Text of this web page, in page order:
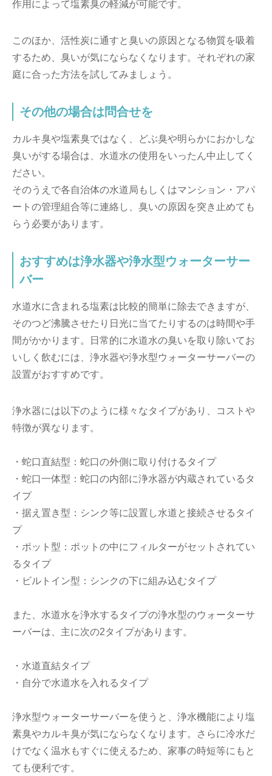
作用によって塩素臭の軽減が可能です。
このほか、活性炭に通すと臭いの原因となる物質を吸着
するため、臭いが気にならなくなります。それぞれの家
庭に合った方法を試してみましょう。
その他の場合は問合せを
カルキ臭や塩素臭ではなく、どぶ臭や明らかにおかしな
臭いがする場合は、水道水の使用をいったん中止してく
ださい。
そのうえで各自治体の水道局もしくはマンション・アパ
ートの管理組合等に連絡し、臭いの原因を突き止めても
らう必要があります。
おすすめは浄水器や浄水型ウォーターサー
バー
水道水に含まれる塩素は比較的簡単に除去できますが、
そのつど沸騰させたり日光に当てたりするのは時間や手
間がかかります。日常的に水道水の臭いを取り除いてお
いしく飲むには、浄水器や浄水型ウォーターサーバーの
設置がおすすめです。
浄水器には以下のように様々なタイプがあり、コストや
特徴が異なります。
・蛇口直結型：蛇口の外側に取り付けるタイプ
・蛇口一体型：蛇口の内部に浄水器が内蔵されているタ
イプ
・据え置き型：シンク等に設置し水道と接続させるタイ
プ
・ポット型：ポットの中にフィルターがセットされてい
るタイプ
・ビルトイン型：シンクの下に組み込むタイプ
また、水道水を浄水するタイプの浄水型のウォーターサ
ーバーは、主に次の2タイプがあります。
・水道直結タイプ
・自分で水道水を入れるタイプ
浄水型ウォーターサーバーを使うと、浄水機能により塩
素臭やカルキ臭が気にならなくなります。さらに冷水だ
けでなく温水もすぐに使えるため、家事の時短等にもと
ても便利です。